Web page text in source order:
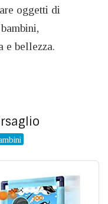
oggetti di
e bellezza.